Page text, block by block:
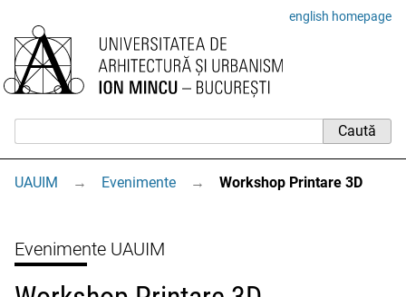
english homepage
UAUIM → Evenimente → Workshop Printare 3D
Evenimente UAUIM